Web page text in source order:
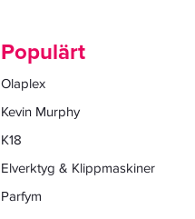
Populärt
Olaplex
Kevin Murphy
K18
Elverktyg & Klippmaskiner
Parfym